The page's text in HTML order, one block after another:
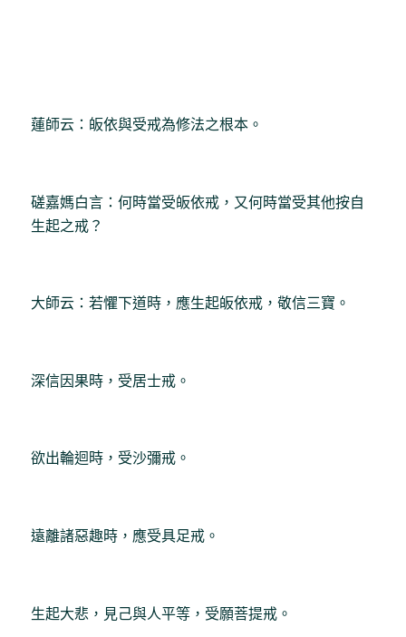
蓮師云：皈依與受戒為修法之根本。
磋嘉媽白言：何時當受皈依戒，又何時當受其他按自
生起之戒？
大師云：若懼下道時，應生起皈依戒，敬信三寶。
深信因果時，受居士戒。
欲出輪迴時，受沙彌戒。
遠離諸惡趣時，應受具足戒。
生起大悲，見己與人平等，受願菩提戒。